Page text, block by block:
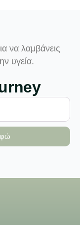
να λαμβάνεις
υγεία.